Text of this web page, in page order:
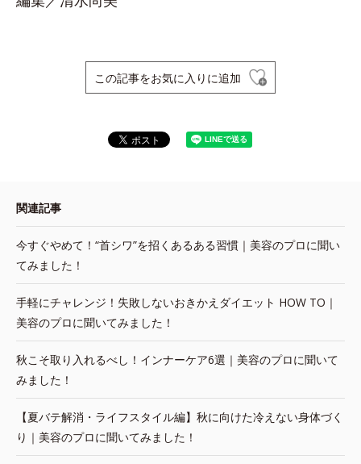
この記事をお気に入りに追加
関連記事
今すぐやめて！“首シワ”を招くあるある習慣｜美容のプロに聞い
てみました！
手軽にチャレンジ！失敗しないおきかえダイエット HOW TO｜
美容のプロに聞いてみました！
秋こそ取り入れるべし！インナーケア6選｜美容のプロに聞いて
みました！
【夏バテ解消・ライフスタイル編】秋に向けた冷えない身体づく
り｜美容のプロに聞いてみました！